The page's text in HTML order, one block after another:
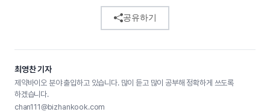
공유하기
최영찬 기자
제약바이오 분야 출입하고 있습니다. 많이 듣고 많이 공부해 정확하게 쓰도록
하겠습니다.
chan111@bizhankook.com